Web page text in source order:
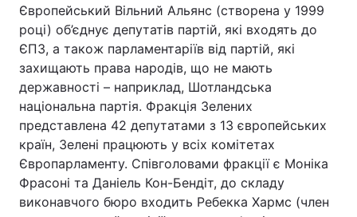
Європейський Вільний Альянс (створена у 1999
році) об’єднує депутатів партій, які входять до
ЄПЗ, а також парламентаріїв від партій, які
захищають права народів, що не мають
державності – наприклад, Шотландська
національна партія. Фракція Зелених
представлена 42 депутатами з 13 європейських
країн, Зелені працюють у всіх комітетах
Європарламенту. Співголовами фракції є Моніка
Фрасоні та Даніель Кон-Бендіт, до складу
виконавчого бюро входить Ребекка Хармс (член